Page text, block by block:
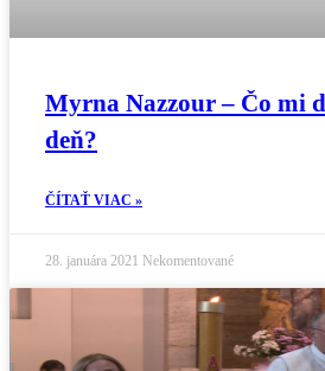
Myrna Nazzour – Čo mi
deň?
ČÍTAŤ VIAC »
28. januára 2021 Nekomentované